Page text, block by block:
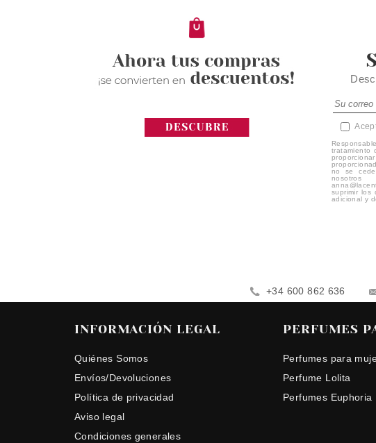
tratamiento
no se
suprimir los
adicional y
+34 600 862 636
INFORMACIÓN LEGAL
Quiénes Somos
Envíos/Devoluciones
Política de privacidad
Aviso legal
Condiciones generales
PERFUMES
Perfumes para
Perfume Lolita
Perfumes Euphoria